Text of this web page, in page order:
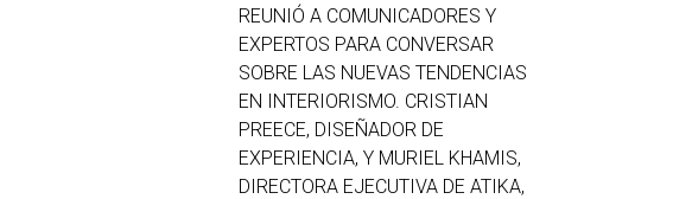
REUNIÓ A COMUNICADORES Y
EXPERTOS PARA CONVERSAR
SOBRE LAS NUEVAS TENDENCIAS
EN INTERIORISMO. CRISTIAN
PREECE, DISEÑADOR DE
EXPERIENCIA, Y MURIEL KHAMIS,
DIRECTORA EJECUTIVA DE ATIKA,